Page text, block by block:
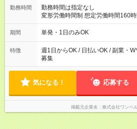
勤務時間
勤務時間は指定なし
変形労働時間制 想定労働時間160時間/月 【シフト例】
～21：00
期間 単発・1日のみOK
特徴
週1日からOK / 日払いOK / 副業・
募集
気になる！ 応募する
掲載元企業名 株式会社ワンベ